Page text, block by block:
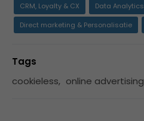
CRM, Loyalty & CX
Data Analytics
Direct marketing & Personalisatie
Tags
cookieless, online advertising